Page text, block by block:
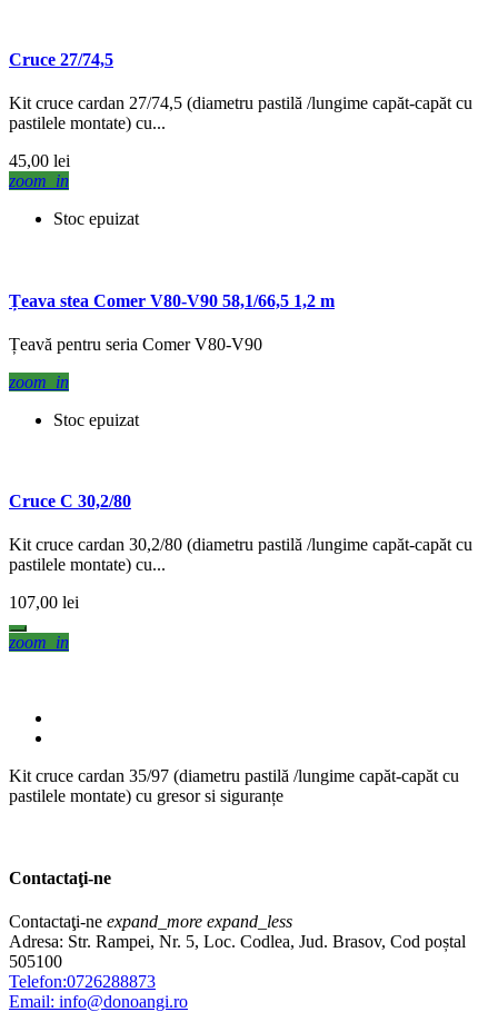
Cruce 27/74,5
Kit cruce cardan 27/74,5 (diametru pastilă /lungime capăt-capăt cu
pastilele montate) cu...
45,00 lei
zoom_in
Stoc epuizat
Țeava stea Comer V80-V90 58,1/66,5 1,2 m
Țeavă pentru seria Comer V80-V90
zoom_in
Stoc epuizat
Cruce C 30,2/80
Kit cruce cardan 30,2/80 (diametru pastilă /lungime capăt-capăt cu
pastilele montate) cu...
107,00 lei
zoom_in
Kit cruce cardan 35/97 (diametru pastilă /lungime capăt-capăt cu
pastilele montate) cu gresor si siguranțe
Contactaţi-ne
Contactaţi-ne expand_more expand_less
Adresa: Str. Rampei, Nr. 5, Loc. Codlea, Jud. Brasov, Cod poștal
505100
Telefon:0726288873
Email: info@donoangi.ro